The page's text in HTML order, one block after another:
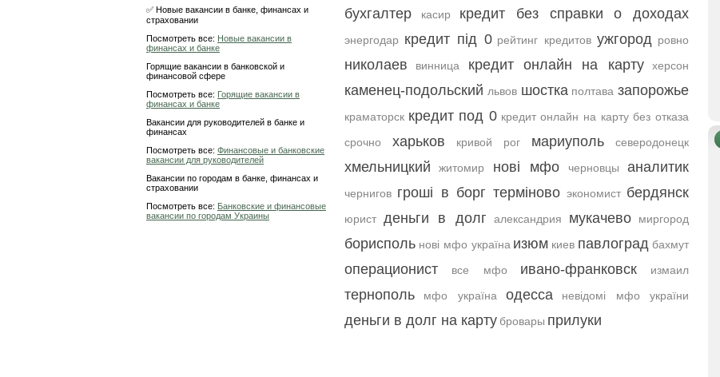
✅ Новые вакансии в банке, финансах и
страховании
Посмотреть все: Новые вакансии в
финансах и банке
Горящие вакансии в банковской и
финансовой сфере
Посмотреть все: Горящие вакансии в
финансах и банке
Вакансии для руководителей в банке и
финансах
Посмотреть все: Финансовые и банковские
вакансии для руководителей
Вакансии по городам в банке, финансах и
страховании
Посмотреть все: Банковские и финансовые
вакансии по городам Украины
бухгалтер касир кредит без справки о доходах
энергодар кредит під 0 рейтинг кредитов ужгород ровно
николаев винница кредит онлайн на карту херсон
каменец-подольский львов шостка полтава запорожье
краматорск кредит под 0 кредит онлайн на карту без отказа
срочно
харьков кривой рог мариуполь северодонецк
хмельницкий житомир нові мфо черновцы аналитик
чернигов гроші в борг терміново экономист бердянск
юрист деньги в долг александрия мукачево миргород
борисполь нові мфо україна изюм киев павлоград бахмут
операционист все мфо ивано-франковск измаил
тернополь мфо україна одесса невідомі мфо україни
деньги в долг на карту бровары прилуки